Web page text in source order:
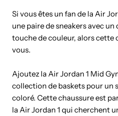
Si vous êtes un fan de la Air
une paire de sneakers avec
touche de couleur, alors cette
vous.
Ajoutez la Air Jordan 1 Mid
collection de baskets pour un
coloré. Cette chaussure est
la Air Jordan 1 qui cherchent